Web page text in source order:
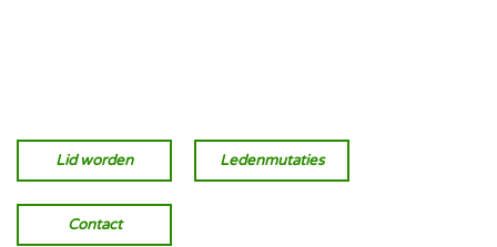
Lid worden Ledenmutaties
Contact